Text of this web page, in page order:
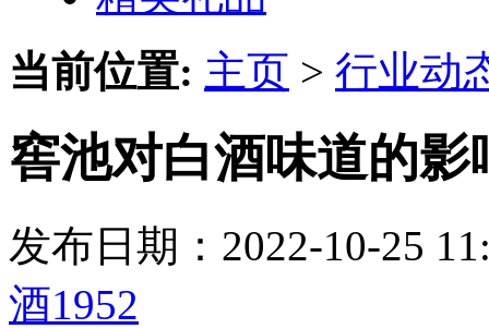
当前位置: 主页 > 行业动
窖池对白酒味道的影
发布日期：2022-10-25
酒1952